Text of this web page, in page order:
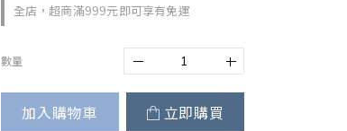
全店，超商滿999元即可享有免運
數量
加入購物車 立即購買